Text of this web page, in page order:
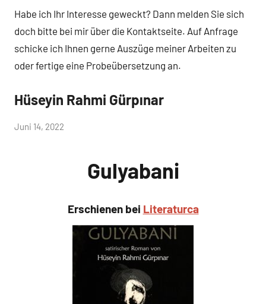
Habe ich Ihr Interesse geweckt? Dann melden Sie sich
doch bitte bei mir über die Kontaktseite. Auf Anfrage
schicke ich Ihnen gerne Auszüge meiner Arbeiten zu
oder fertige eine Probeübersetzung an.
Jüngste
Hüseyin Rahmi Gürpınar
von
Juni 14, 2022
Gulyabani
Erschienen bei Literaturca